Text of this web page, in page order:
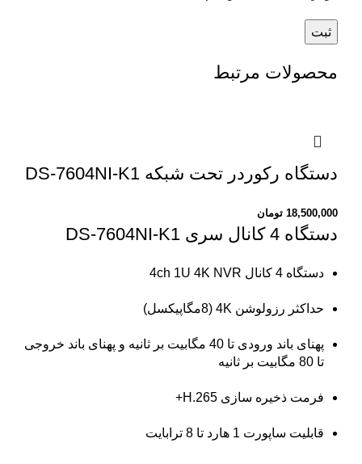
محصولات مرتبط
دستگاه رکوردر تحت شبکه DS-7604NI-K1
18,500,000 تومان
دستگاه 4 کانال سری DS-7604NI-K1
دستگاه 4 کانال 4ch 1U 4K NVR
حداکثر رزولوشن 4K (8مگاپیکسل)
پهنای باند ورودی تا 40 مگابیت بر ثانیه و پهنای باند خروجی
تا 80 مگابیت بر ثانیه
فرمت ذخیره سازی H.265+
قابلیت ساپورت 1 هارد تا 8 ترابایت